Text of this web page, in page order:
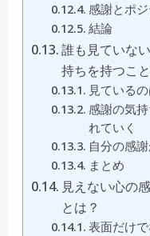
感謝とポ
結論
誰も見ていな
持ちを持つこ
見ている
感謝の気
れていく
自分の感
まとめ
見えない心の
とは？
表面だけ